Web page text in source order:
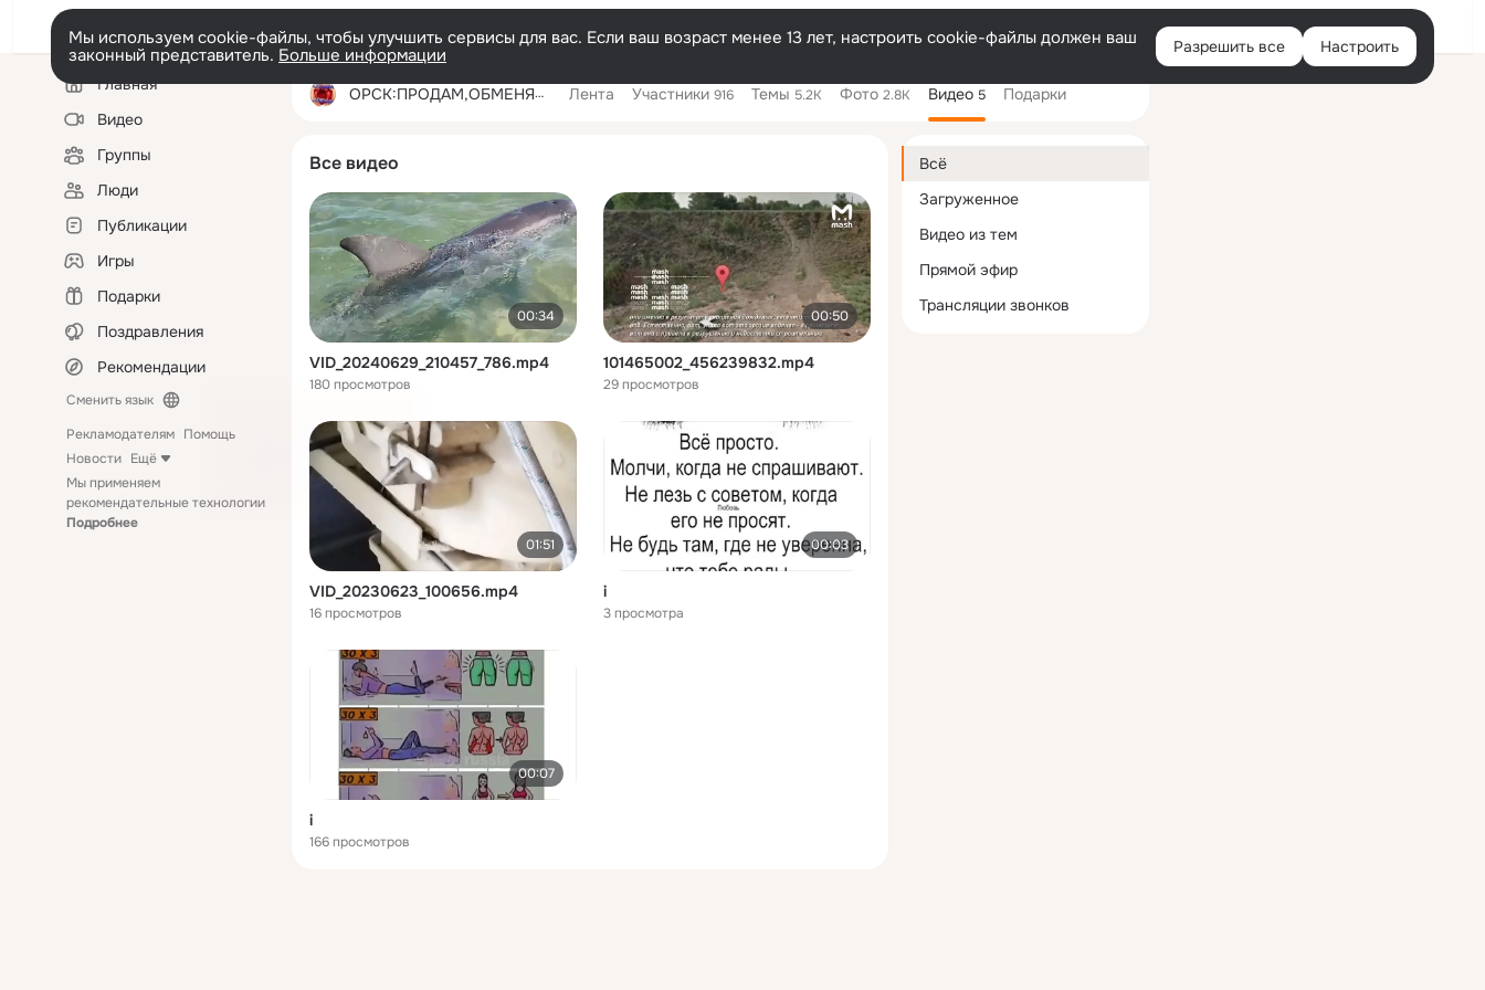
Войти
Мы используем cookie-файлы, чтобы улучшить сервисы для вас. Если ваш возраст менее 13 лет, настроить cookie-файлы должен ваш
законный представитель. Больше информации Разрешить все Настроить
Левая
колонкаГлавная
Видео
Группы
Люди
Публикации
Игры
Подарки
Поздравления
Рекомендации
Сменить язык
Рекламодателям Помощь
Новости Ещё
Мы применяем
рекомендательные технологии
Подробнее
ОРСК:ПРОДАМ,ОБМЕНЯЮ,ОТДАМ ДАРОМ,УЗНАЮ НОВОЕ. Лента Участники 916 Темы 5.2K Фото 2.8K Видео 5 Подарки
Все видео
00:34
VID_20240629_210457_786.mp4
180 просмотров
00:50
101465002_456239832.mp4
29 просмотров
01:51
VID_20230623_100656.mp4
16 просмотров
00:03
i
3 просмотра
00:07
i
166 просмотров
Дополнительная
колонка
Всё
Загруженное
Видео из тем
Прямой эфир
Трансляции звонков